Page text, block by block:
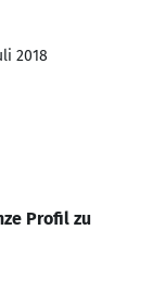
2018
Profil zu